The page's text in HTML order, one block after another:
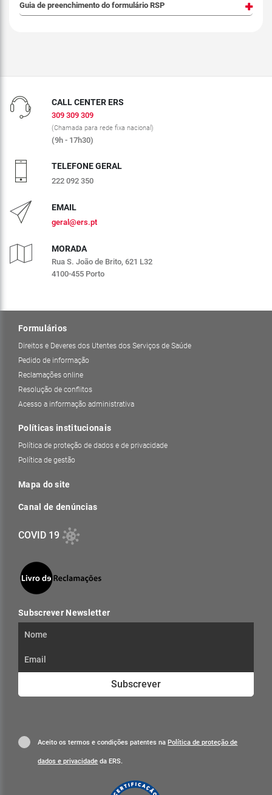
Guia de preenchimento do formulário RSP
CALL CENTER ERS
309 309 309
(Chamada para rede fixa nacional)
(9h - 17h30)
TELEFONE GERAL
222 092 350
EMAIL
geral@ers.pt
MORADA
Rua S. João de Brito, 621 L32
4100-455 Porto
Formulários
Direitos e Deveres dos Utentes dos Serviços de Saúde
Pedido de informação
Reclamações online
Resolução de conflitos
Acesso a informação administrativa
Políticas institucionais
Política de proteção de dados e de privacidade
Política de gestão
Mapa do site
Canal de denúncias
COVID 19
Subscrever Newsletter
Subscrever
Aceito os termos e condições patentes naPolítica de proteção de
dados e privacidade da ERS.